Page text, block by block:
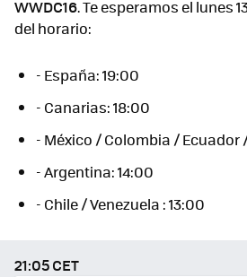
WWDC16. Te esperamos el lunes
del horario:
- España: 19:00
- Canarias: 18:00
- México / Colombia / Ecuador
- Argentina: 14:00
- Chile / Venezuela : 13:00
21:05 CET